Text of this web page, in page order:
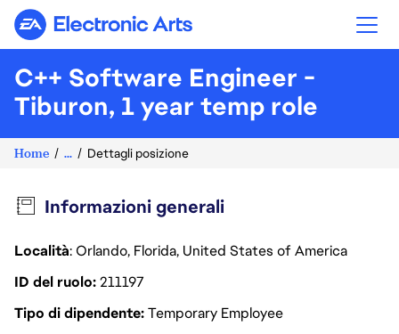
Electronic Arts
C++ Software Engineer -
Tiburon, 1 year temp role
Home ... Dettagli posizione
Informazioni generali
Località: Orlando, Florida, United States of America
ID del ruolo211197
Tipo di dipendenteTemporary Employee